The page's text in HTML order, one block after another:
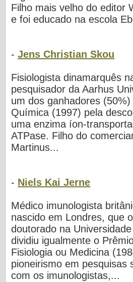
Filho mais velho do editor
e foi educado na escola
-Jens Christian Skou
Fisiologista dinamarquês
pesquisador da Aarhus
um dos ganhadores
Química (1997) pela
uma enzima íon-
ATPase. Filho do
Martinus...
- Niels Kai Jerne
Médico imunologista
nascido em Londres, que
doutorado na
dividiu igualmente o
Fisiologia ou Medicina
pioneirismo em pesquisas
com os imunologistas,...